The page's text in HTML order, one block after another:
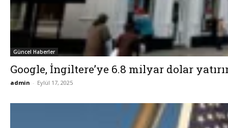
Güncel Haberler
Google, İngiltere’ye 6.8 milyar dolar
admin - Eylül 17, 2025